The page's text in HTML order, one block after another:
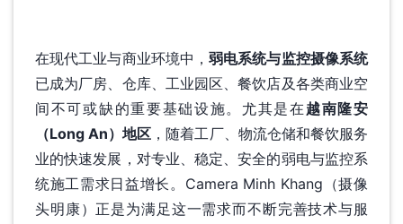
Minh Khang là đơn vị hàng đầu
trong [...]
CONTINUE READING
在现代工业与商业环境中，弱电系统与监控摄像系统
已成为厂房、仓库、工业园区、餐饮店及各类商业空
间不可或缺的重要基础设施。尤其是在 越南隆安
（Long An）地区 ，随着工厂、物流仓储和餐饮服务
业的快速发展，对专业、稳定、安全的弱电与监控系
统施工需求日益增长。Camera Minh Khang（摄像
头明康）正是为满足这一需求而不断完善技术与服